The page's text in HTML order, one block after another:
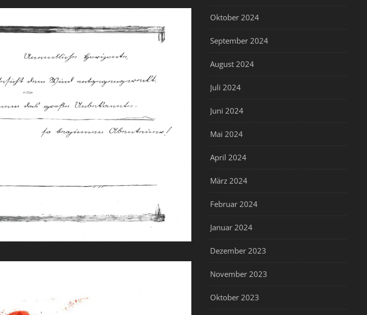
Oktober 2024
September 2024
August 2024
Juli 2024
Juni 2024
Mai 2024
April 2024
März 2024
Februar 2024
Januar 2024
Dezember 2023
November 2023
Oktober 2023